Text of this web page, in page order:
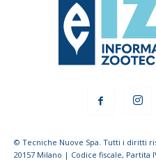
© Tecniche Nuove Spa. Tutti i diritti
20157 Milano | Codice fiscale, Partita